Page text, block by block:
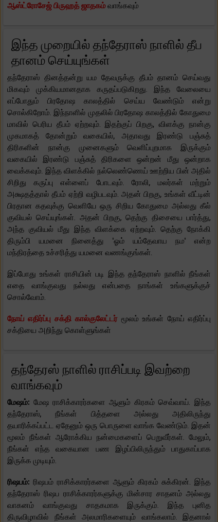
ஆஸ்ட்ரோசேஜ் பிருஹத் ஜாதகம் வாங்கவும்
இந்த முறையில் தந்தேராஸ் நாளில் தீப
தானம் செய்யுங்கள்
தந்தேராஸ் தினத்தன்று யம தேவருக்கு தீபம் தானம் செய்வது
மிகவும் முக்கியமானதாக கருதப்படுகிறது. இந்த வேலையை
எப்போதும் பிரதோஷ காலத்தில் செய்ய வேண்டும் என்று
சொல்கிறோம். இந்நாளில் முதலில் பிரதோஷ காலத்தில் கோதுமை
மாவில் பெரிய தீபம் ஏற்றவும். இதற்குப் பிறகு, விளக்கு நான்கு
முகமாகத் தோன்றும் வகையில், அதாவது இரண்டு பஞ்சுத்
திரிகளின் நான்கு முனைகளும் வெளிப்புறமாக இருக்கும்
வகையில் இரண்டு பஞ்சுத் திரிகளை ஒன்றன் மீது ஒன்றாக
வைக்கவும். இந்த விளக்கில் நல்லெண்ணெய் ஊற்றிய பின் அதில்
சிறிது கருப்பு எள்ளைப் போடவும். ரோலி, மலர்கள் மற்றும்
அக்ஷதத்தால் தீபம் ஏற்றி வழிபடவும். அதன் பிறகு, உங்கள் வீட்டின்
பிரதான கதவுக்கு வெளியே ஒரு சிறிய கோதுமை அல்லது கீல்
குவியல் செய்யுங்கள். அதன் பிறகு, தெற்கு திசையை பார்த்து,
அந்த குவியல் மீது இந்த விளக்கை ஏற்றவும். தெற்கு நோக்கி
திரும்பி யமனை நினைத்து 'ஓம் யம்தேவாய நம' என்ற
மந்திரத்தை உச்சரித்து யமனை வணங்குங்கள்.
இப்போது உங்கள் ராசியின் படி இந்த தந்தேராஸ் நாளில் நீங்கள்
எதை வாங்குவது நல்லது என்பதை நாங்கள் உங்களுக்குச்
சொல்வோம்.
நோய் எதிர்ப்பு சக்தி கால்குலேட்டர் மூலம் உங்கள் நோய் எதிர்ப்பு
சக்தியை அறிந்து கொள்ளுங்கள்
தந்தேரஸ் நாளில் ராசிப்படி இவற்றை
வாங்கவும்
மேஷம்: மேஷ ராசிக்காரர்களை ஆளும் கிரகம் செவ்வாய். இந்த
தந்தேராஸ், நீங்கள் பித்தளை அல்லது அதிலிருந்து
தயாரிக்கப்பட்ட ஏதேனும் ஒரு பொருளை வாங்க வேண்டும். இதன்
மூலம் நீங்கள் ஆரோக்கிய நன்மைகளைப் பெறுவீர்கள். மேலும்,
நீங்கள் எந்த வகையான பண இழப்பிலிருந்தும் பாதுகாப்பாக
இருக்க முடியும்.
ரிஷபம்: ரிஷபம் ராசிக்காரர்களை ஆளும் கிரகம் சுக்கிரன். இந்த
தந்தேராஸ் ரிஷப ராசிக்காரர்களுக்கு மின்சார சாதனம் அல்லது
வாகனம் வாங்குவது சாதகமாக இருக்கும். இந்த புனித
திருவிழாவில் நீங்கள் அலமாரிகளையும் வாங்கலாம். இதனால்